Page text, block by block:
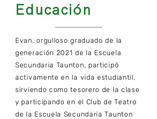
Educación
Evan, orgulloso graduado de la
generación 2021 de la Escuela
Secundaria Taunton, participó
activamente en la vida estudiantil,
sirviendo como tesorero de la clase
y participando en el Club de Teatro
de la Escuela Secundaria Taunton